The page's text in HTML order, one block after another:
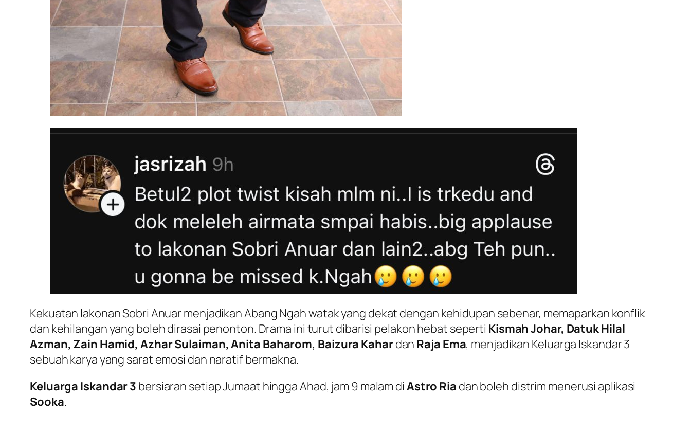
Kekuatan lakonan Sobri Anuar menjadikan Abang Ngah watak yang dekat dengan kehidupan sebenar, memaparkan konflik
dan kehilangan yang boleh dirasai penonton. Drama ini turut dibarisi pelakon hebat seperti Kismah Johar, Datuk Hilal
Azman, Zain Hamid, Azhar Sulaiman, Anita Baharom, Baizura Kahardan Raja Ema, menjadikan Keluarga Iskandar 3
sebuah karya yang sarat emosi dan naratif bermakna.
Keluarga Iskandar 3 bersiaran setiap Jumaat hingga Ahad, jam 9 malam di Astro Ria dan boleh distrim menerusi aplikasi
Sooka.